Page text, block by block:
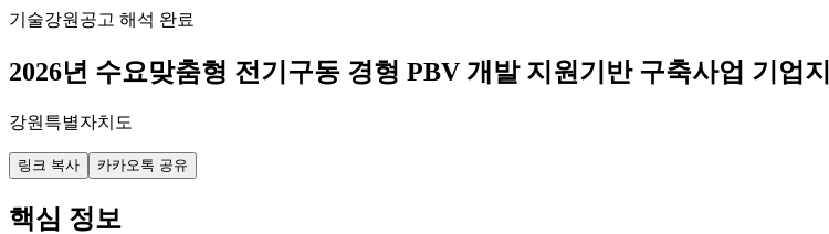
기술강원 공고 해석 완료
2026년 수요맞춤형 전기구동 경형 PBV 개발 지원기반 구축사업 기업
강원특별자치도
링크 복사 카카오톡 공유
핵심 정보